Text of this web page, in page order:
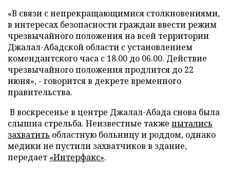
«В связи с непрекращающимися столкновениями,
в интересах безопасности граждан ввести режим
чрезвычайного положения на всей территории
Джалал-Абадской области с установлением
комендантского часа с 18.00 до 06.00. Действие
чрезвычайного положения продлится до 22
июня», - говорится в декрете временного
правительства.
В воскресенье в центре Джалал-Абада снова была
слышна стрельба. Неизвестные также пытались
захватить областную больницу и роддом, однако
медики не пустили захватчиков в здание,
передает «Интерфакс».